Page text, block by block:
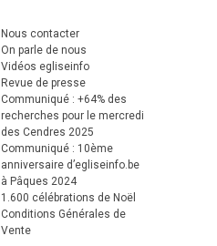
Nous contacter
On parle de nous
Vidéos egliseinfo
Revue de presse
Communiqué : +64% des
recherches pour le mercredi
des Cendres 2025
Communiqué : 10ème
anniversaire d’egliseinfo.be
à Pâques 2024
1.600 célébrations de Noël
Conditions Générales de
Vente